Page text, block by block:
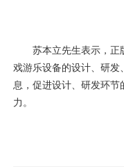
苏本立先生表示，正
戏游乐设备的设计、研发
息，促进设计、研发环节
力。